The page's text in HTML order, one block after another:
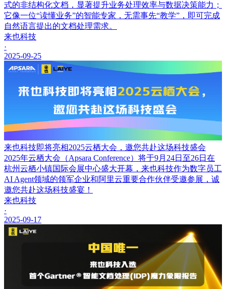
式的非结构化文档，显著提升业务处理效率与数据决策能力；
它像一位“读懂业务”的智能专家，无需事先“教学”，即可完成
自然语言提出的文档处理需求。
来也科技
·
2025-09-25
来也科技即将亮相2025云栖大会，邀您共赴这场科技盛会
2025年云栖大会（Apsara Conference）将于9月24日至26日在
杭州云栖小镇国际会展中心盛大开幕，来也科技作为数字员工
AI Agent领域的领军企业和阿里云重要合作伙伴受邀参展，诚
邀您共赴这场科技盛宴！
来也科技
·
2025-09-17